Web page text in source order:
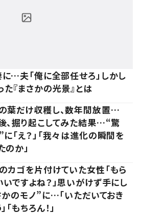
に…夫「俺に全部任せろ」しかし
『まさかの光景』とは
葉だけ収穫し、数年間放置…
、掘り起こしてみた結果…“驚
「え？」「我々は進化の瞬間を
のか」
カゴを片付けていた女性「もら
いですよね？」思いがけず手にし
のモノ”に…「いただいておき
「もちろん！」